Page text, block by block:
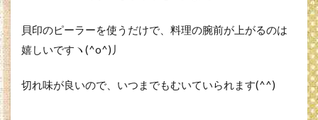
貝印のピーラーを使うだけで、料理の腕前が上がるのは
嬉しいですヽ(^o^)丿
切れ味が良いので、いつまでもむいていられます(^^)